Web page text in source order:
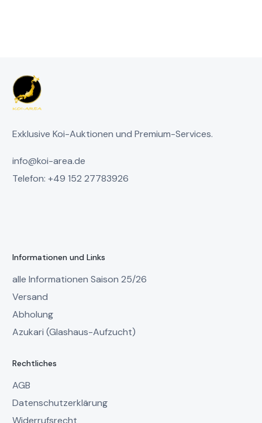
Exklusive Koi-Auktionen und Premium-Services.
info@koi-area.de
Telefon: +49 152 27783926
Informationen und Links
alle Informationen Saison 25/26
Versand
Abholung
Azukari (Glashaus-Aufzucht)
Rechtliches
AGB
Datenschutzerklärung